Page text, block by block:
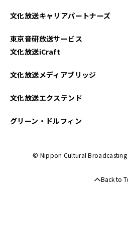
文化放送キャリアパートナーズ
東京音研放送サービス
文化放送iCraft
文化放送メディアブリッジ
文化放送エクステンド
グリーン・ドルフィン
© Nippon Cultural Broadcasting
Back to